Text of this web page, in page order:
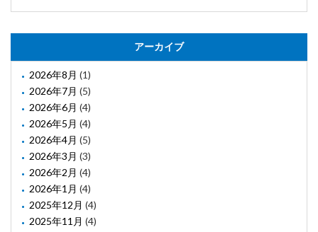
アーカイブ
2026年8月 (1)
2026年7月 (5)
2026年6月 (4)
2026年5月 (4)
2026年4月 (5)
2026年3月 (3)
2026年2月 (4)
2026年1月 (4)
2025年12月 (4)
2025年11月 (4)